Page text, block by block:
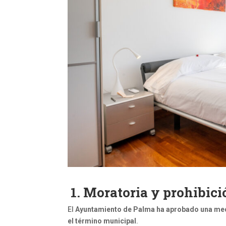
1. Moratoria y
ElAyuntamiento de Palma ha aprobado una
el término municipal .